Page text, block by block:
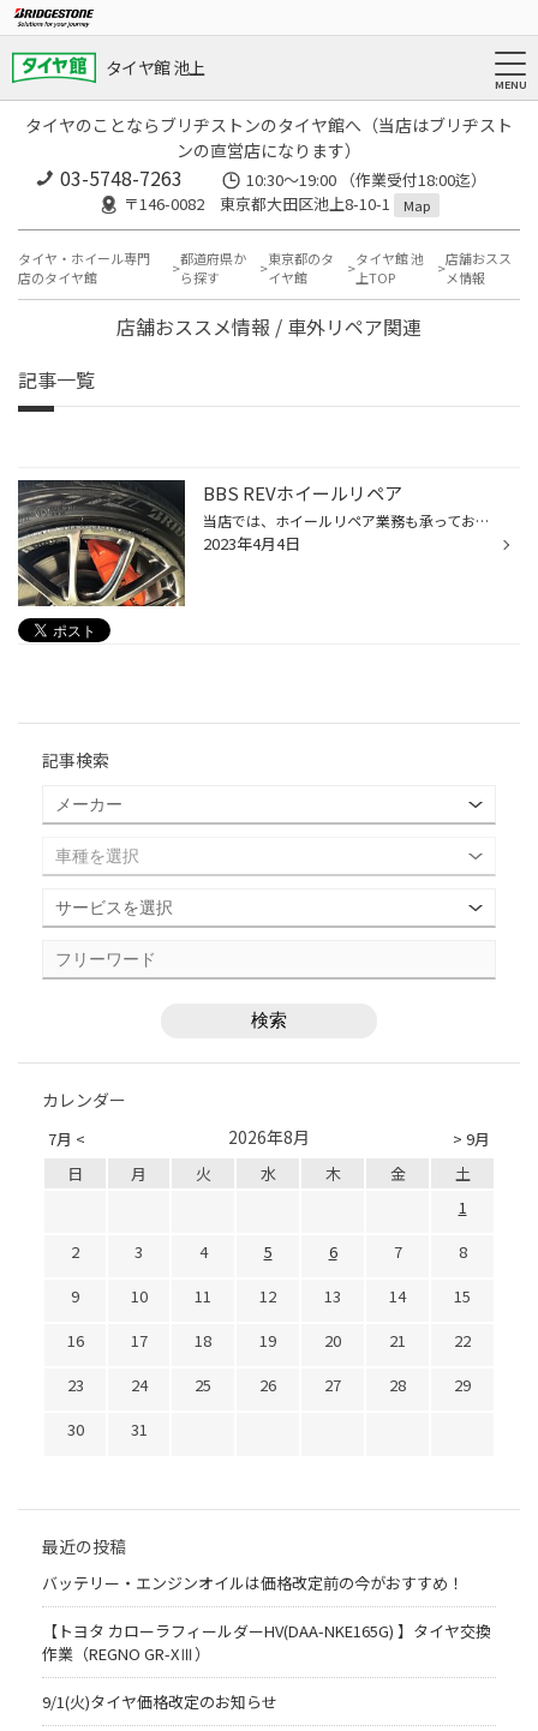
タイヤ館 池上
タイヤのことならブリヂストンのタイヤ館へ（当店はブリヂスト
ンの直営店になります）
03-5748-7263
10:30～19:00 （作業受付18:00迄）
〒146-0082 東京都大田区池上8-10-1
Map
タイヤ・ホイール専門
店のタイヤ館
都道府県か
ら探す
東京都のタ
イヤ館
タイヤ館 池
上TOP
店舗おスス
メ情報
店舗おススメ情報 / 車外リペア関連
記事一覧
BBS REVホイールリペア
当店では、ホイールリペア業務も承っております。 縁石や突起物等で、大事なホイールをガリガリと擦ってしまった時は ショックだと思いますが、すぐに修理に出さないとそのままになっているのでは？ 洗車をしていても気になるところなので、是非修理してみてはいかがでしょうか！ 純正ホイールから...
2023年4月4日
記事検索
カレンダー
7月 < > 9月
2026年8月
日 月 火 水 木 金
土
1
2
3 4 5 6 7
8
9
10 11 12 13 14
15
16
17 18 19 20 21
22
23
24 25 26 27 28
29
30
31
最近の投稿
バッテリー・エンジンオイルは価格改定前の今がおすすめ！
【トヨタ カローラフィールダーHV(DAA-NKE165G) 】タイヤ交換
作業（REGNO GR-XⅢ）
9/1(火)タイヤ価格改定のお知らせ